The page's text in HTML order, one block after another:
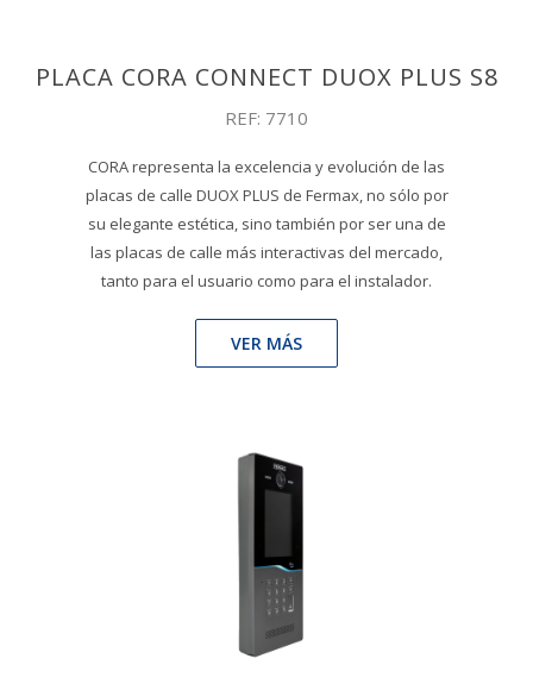
PLACA CORA CONNECT DUOX PLUS S8
REF: 7710
CORA representa la excelencia y evolución de las
placas de calle DUOX PLUS de Fermax, no sólo por
su elegante estética, sino también por ser una de
las placas de calle más interactivas del mercado,
tanto para el usuario como para el instalador.
VER MÁS